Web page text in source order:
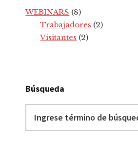
WEBINARS (8)
Trabajadores (2)
Visitantes (2)
Búsqueda
término